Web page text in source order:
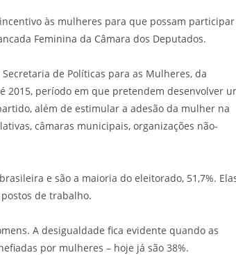
às mulheres para que possam participar
Feminina da Câmara dos Deputados.
de Políticas para as Mulheres, da
2015, período em que pretendem desenvolver
além de estimular a adesão da mulher na
câmaras municipais, organizações não-
e são a maioria do eleitorado, 51,7%.
de trabalho.
A desigualdade fica evidente quando as
por mulheres – hoje já são 38%.